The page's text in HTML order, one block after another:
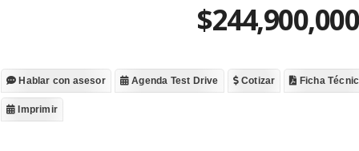
$244,900,000
Hablar con asesor Agenda Test Drive Cotizar Ficha
Imprimir